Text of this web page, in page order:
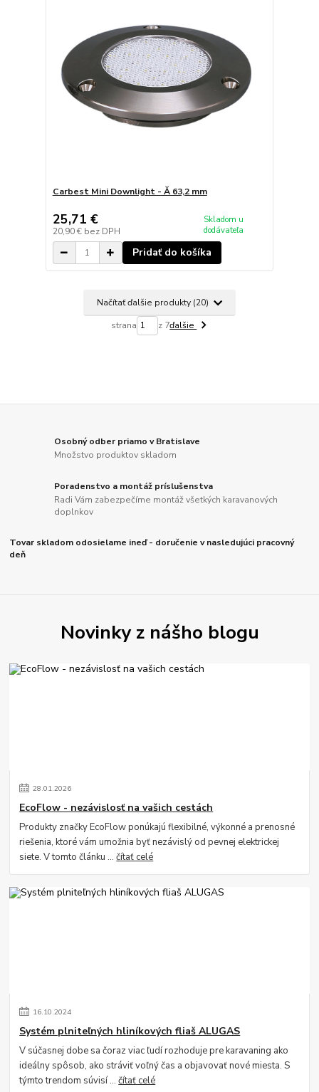
Carbest Mini Downlight - Ă 63,2 mm
25,71 €
20,90 € bez DPH
Skladom u
dodávateľa
Pridať do košíka
Načítať ďalšie produkty (20)
strana z 7ďalšie
Osobný odber priamo v Bratislave
Množstvo produktov skladom
Poradenstvo a montáž príslušenstva
Radi Vám zabezpečíme montáž všetkých karavanových
doplnkov
Tovar skladom odosielame ineď - doručenie v nasledujúci pracovný
deň
Novinky z nášho blogu
28.01.2026
EcoFlow - nezávislosť na vašich cestách
Produkty značky EcoFlow ponúkajú flexibilné, výkonné a prenosné
riešenia, ktoré vám umožnia byť nezávislý od pevnej elektrickej
siete. V tomto článku ...čítať celé
16.10.2024
Systém plniteľných hliníkových fliaš ALUGAS
V súčasnej dobe sa čoraz viac ľudí rozhoduje pre karavaning ako
ideálny spôsob, ako stráviť voľný čas a objavovať nové miesta. S
týmto trendom súvisí ...čítať celé